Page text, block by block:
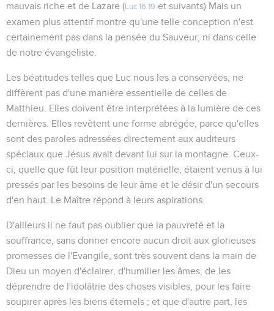
mauvais riche et de Lazare ( Luc 16.19 et suivants) Mais un
examen plus attentif montre qu'une telle conception n'est
certainement pas dans la pensée du Sauveur, ni dans celle
de notre évangéliste.
Les béatitudes telles que Luc nous les a conservées, ne
diffèrent pas d'une manière essentielle de celles de
Matthieu. Elles doivent être interprétées à la lumière de ces
dernières. Elles revêtent une forme abrégée, parce qu'elles
sont des paroles adressées directement aux auditeurs
spéciaux que Jésus avait devant lui sur la montagne. Ceux-
ci, quelle que fût leur position matérielle, étaient venus à lui
pressés par les besoins de leur âme et le désir d'un secours
d'en haut. Le Maître répond à leurs aspirations.
D'ailleurs il ne faut pas oublier que la pauvreté et la
souffrance, sans donner encore aucun droit aux glorieuses
promesses de l'Evangile, sont très souvent dans la main de
Dieu un moyen d'éclairer, d'humilier les âmes, de les
déprendre de l'idolâtrie des choses visibles, pour les faire
soupirer après les biens éternels ; et que d'autre part, les